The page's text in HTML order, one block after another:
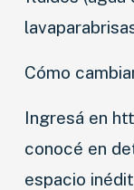
Cómo
Ingresá en
conocé en
espacio